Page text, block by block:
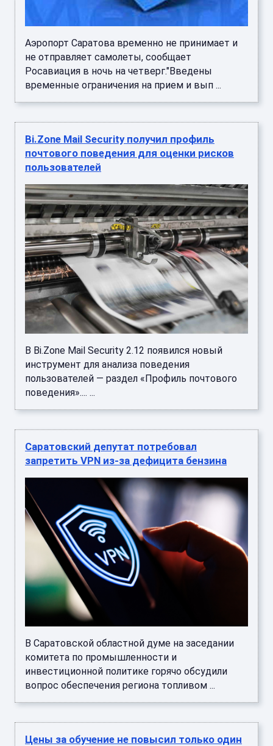
Аэропорт Саратова временно не принимает и
не отправляет самолеты, сообщает
Росавиация в ночь на четверг."Введены
временные ограничения на прием и вып ...
Bi.Zone Mail Security получил профиль
почтового поведения для оценки рисков
пользователей
В Bi.Zone Mail Security 2.12 появился новый
инструмент для анализа поведения
пользователей — раздел «Профиль почтового
поведения».... ...
Саратовский депутат потребовал
запретить VPN из-за дефицита бензина
В Саратовской областной думе на заседании
комитета по промышленности и
инвестиционной политике горячо обсудили
вопрос обеспечения региона топливом ...
Цены за обучение не повысил только один